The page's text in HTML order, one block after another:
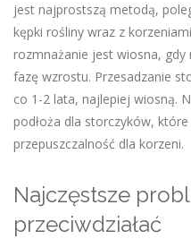
jest najprostszą metodą,
kępki rośliny wraz z
rozmnażanie jest wiosna,
fazę wzrostu. Przesadzanie
co 1-2 lata, najlepiej wiosną.
podłoża dla storczyków,
przepuszczalność dla korzeni.
Najczęstsze
przeciwdziałać